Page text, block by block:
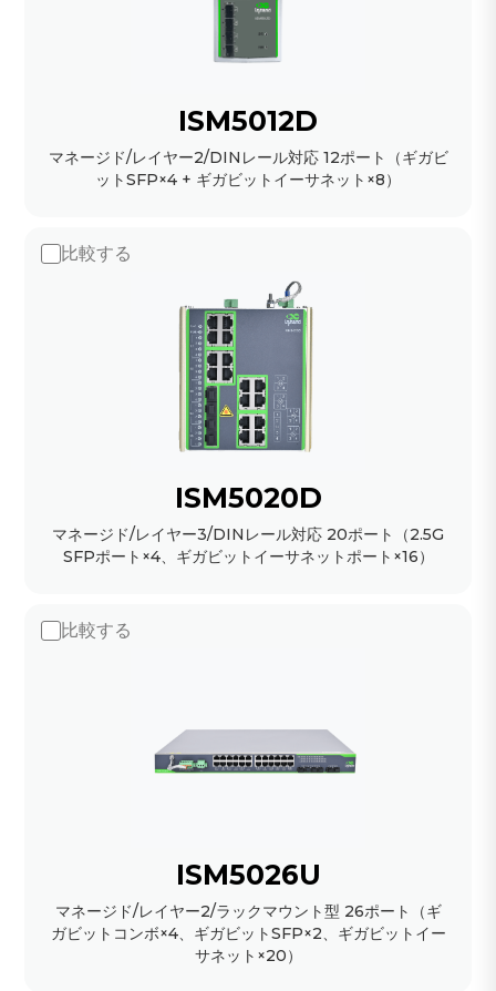
ISM5012D
マネージド/レイヤー2/DINレール対応 12ポート（ギガビ
ットSFP×4 + ギガビットイーサネット×8）
比較する
ISM5020D
マネージド/レイヤー3/DINレール対応 20ポート（2.5G
SFPポート×4、ギガビットイーサネットポート×16）
比較する
ISM5026U
マネージド/レイヤー2/ラックマウント型 26ポート（ギ
ガビットコンボ×4、ギガビットSFP×2、ギガビットイー
サネット×20）